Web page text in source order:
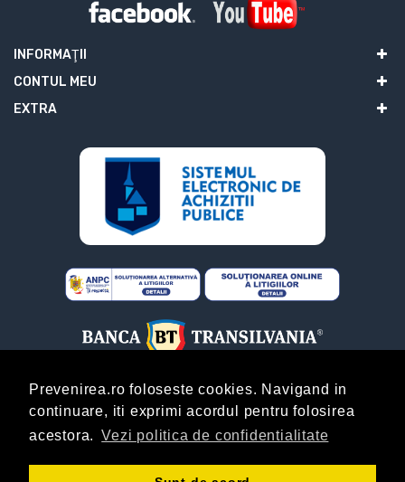
Prevenirea.ro foloseste cookies. Navigand in
continuare, iti exprimi acordul pentru folosirea
acestora.
Vezi politica de confidentialitate
INFORMAŢII
CONTUL MEU
EXTRA
ABONARE